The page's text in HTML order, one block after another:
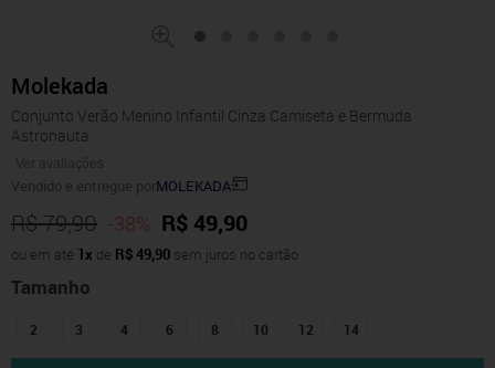
Molekada
Conjunto Verão Menino Infantil Cinza Camiseta e Bermuda
Astronauta
Ver avaliações
Vendido e entregue porMOLEKADA
R$ 79,90 -38% R$ 49,90
ou em até 1x de R$ 49,90 sem juros no cartão
Tamanho
2 3 4 6 8 10 12 14